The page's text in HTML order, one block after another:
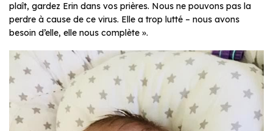
plaît, gardez Erin dans vos prières. Nous ne pouvons pas la
perdre à cause de ce virus. Elle a trop lutté – nous avons
besoin d’elle, elle nous complète ».